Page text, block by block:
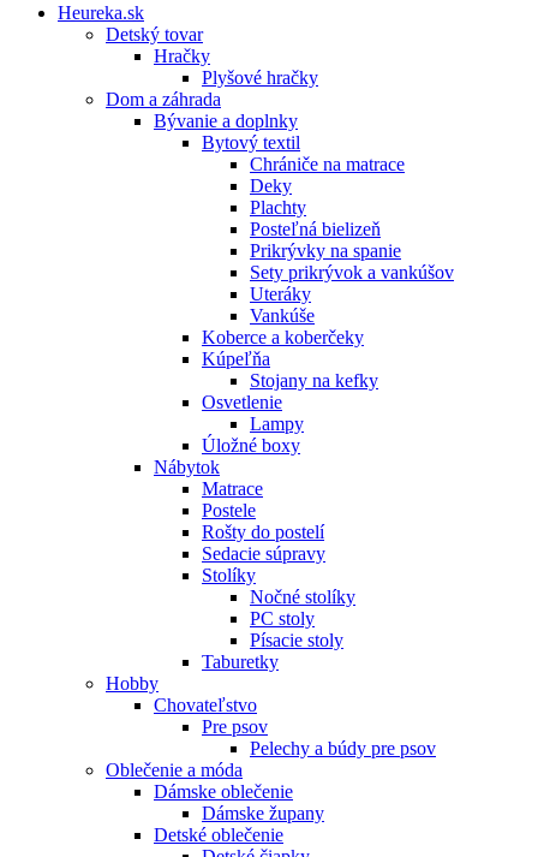
Heureka.sk
Detský tovar
Hračky
Plyšové hračky
Dom a záhrada
Bývanie a doplnky
Bytový textil
Chrániče na matrace
Deky
Plachty
Posteľná bielizeň
Prikrývky na spanie
Sety prikrývok a vankúšov
Uteráky
Vankúše
Koberce a koberčeky
Kúpeľňa
Stojany na kefky
Osvetlenie
Lampy
Úložné boxy
Nábytok
Matrace
Postele
Rošty do postelí
Sedacie súpravy
Stolíky
Nočné stolíky
PC stoly
Písacie stoly
Taburetky
Hobby
Chovateľstvo
Pre psov
Pelechy a búdy pre psov
Oblečenie a móda
Dámske oblečenie
Dámske župany
Detské oblečenie